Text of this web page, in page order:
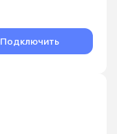
Подключить